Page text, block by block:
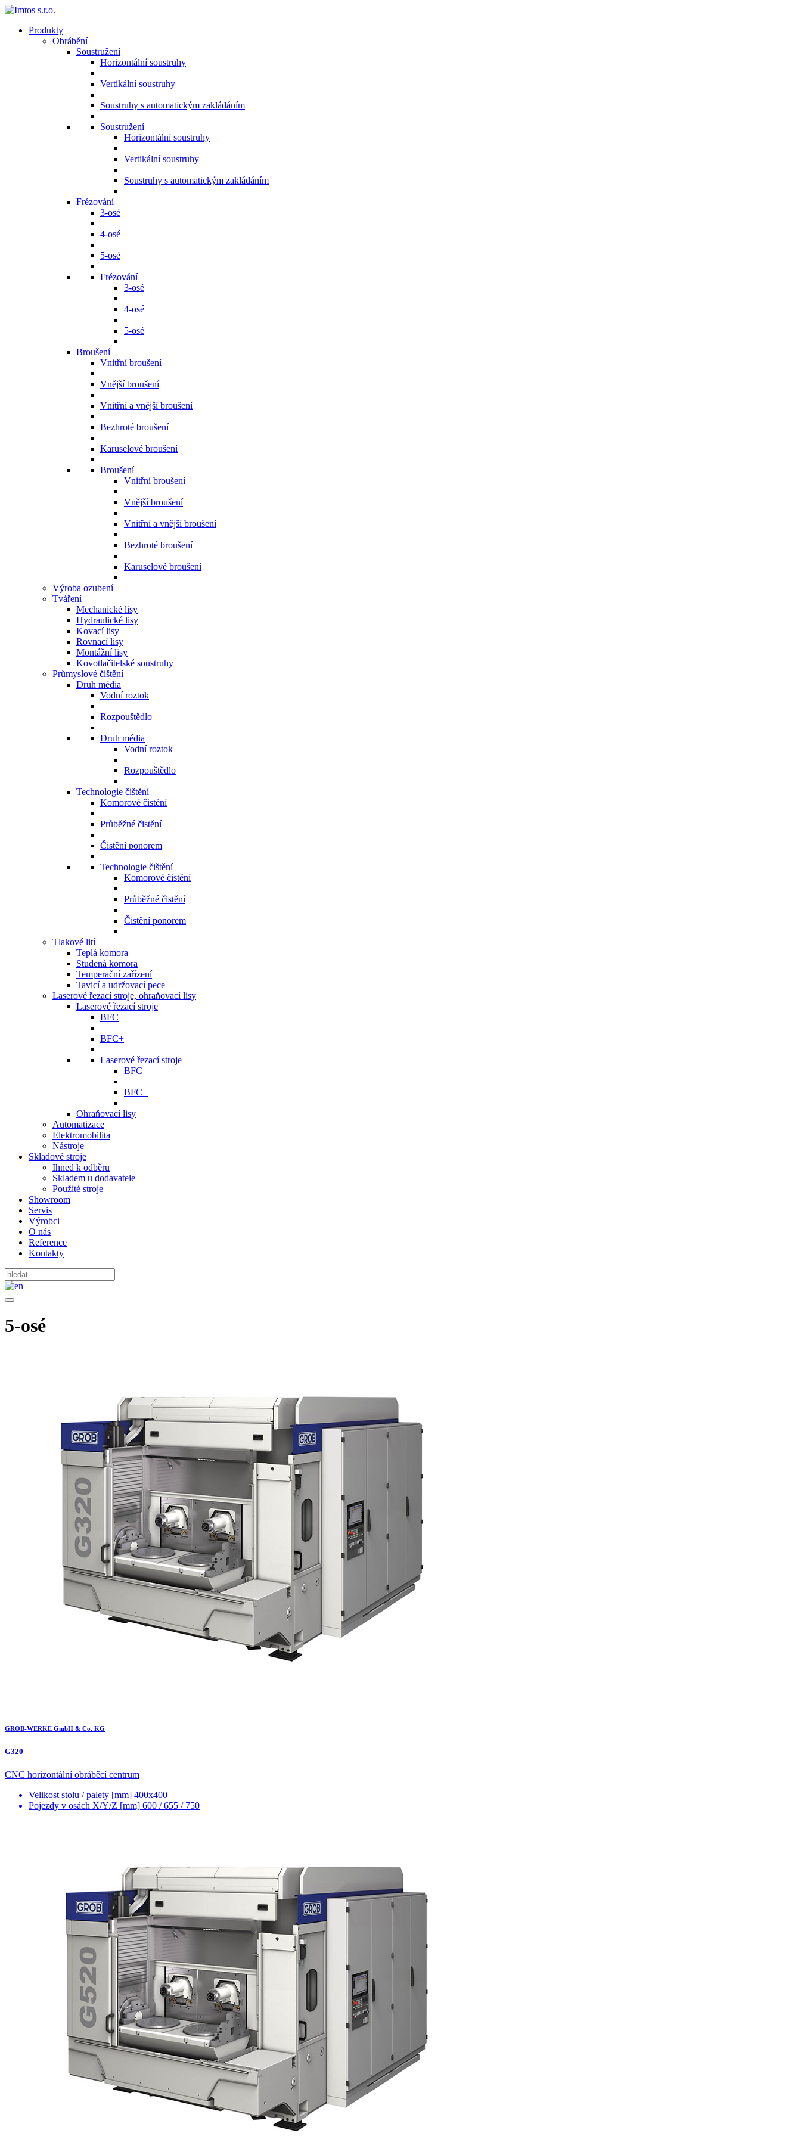
Produkty
Obrábění
Soustružení
Horizontální soustruhy
Vertikální soustruhy
Soustruhy s automatickým zakládáním
Soustružení
Horizontální soustruhy
Vertikální soustruhy
Soustruhy s automatickým zakládáním
Frézování
3-osé
4-osé
5-osé
Frézování
3-osé
4-osé
5-osé
Broušení
Vnitřní broušení
Vnější broušení
Vnitřní a vnější broušení
Bezhroté broušení
Karuselové broušení
Broušení
Vnitřní broušení
Vnější broušení
Vnitřní a vnější broušení
Bezhroté broušení
Karuselové broušení
Výroba ozubení
Tváření
Mechanické lisy
Hydraulické lisy
Kovací lisy
Rovnací lisy
Montážní lisy
Kovotlačitelské soustruhy
Průmyslové čištění
Druh média
Vodní roztok
Rozpouštědlo
Druh média
Vodní roztok
Rozpouštědlo
Technologie čištění
Komorové čistění
Průběžné čistění
Čistění ponorem
Technologie čištění
Komorové čistění
Průběžné čistění
Čistění ponorem
Tlakové lití
Teplá komora
Studená komora
Temperační zařízení
Tavicí a udržovací pece
Laserové řezací stroje, ohraňovací lisy
Laserové řezací stroje
BFC
BFC+
Laserové řezací stroje
BFC
BFC+
Ohraňovací lisy
Automatizace
Elektromobilita
Nástroje
Skladové stroje
Ihned k odběru
Skladem u dodavatele
Použité stroje
Showroom
Servis
Výrobci
O nás
Reference
Kontakty
5-osé
GROB-WERKE GmbH & Co. KG
G320
CNC horizontální obráběcí centrum
Velikost stolu / palety [mm] 400x400
Pojezdy v osách X/Y/Z [mm] 600 / 655 / 750